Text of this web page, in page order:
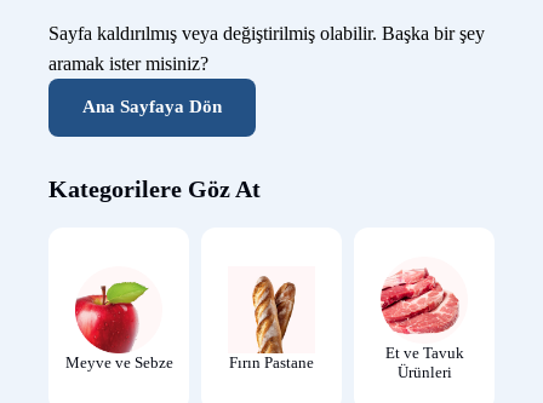
Sayfa kaldırılmış veya değiştirilmiş olabilir. Başka bir şey
aramak ister misiniz?
Ana Sayfaya Dön
Kategorilere Göz At
Meyve ve Sebze Fırın Pastane
Et ve Tavuk
Ürünleri